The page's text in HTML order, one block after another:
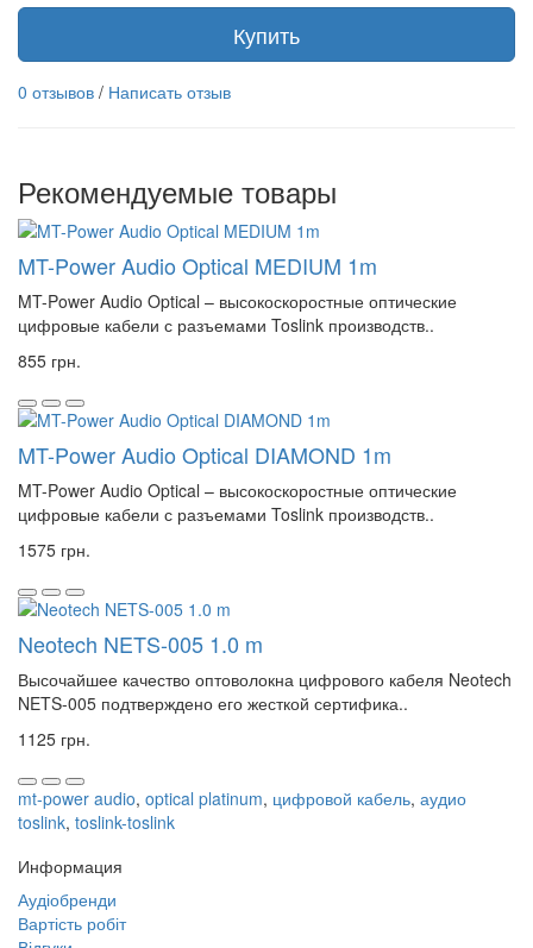
Купить
0 отзывов / Написать отзыв
Рекомендуемые товары
MT-Power Audio Optical MEDIUM 1m
MT-Power Audio Optical – высокоскоростные оптические
цифровые кабели с разъемами Toslink производств..
855 грн.
MT-Power Audio Optical DIAMOND 1m
MT-Power Audio Optical – высокоскоростные оптические
цифровые кабели с разъемами Toslink производств..
1575 грн.
Neotech NETS-005 1.0 m
Высочайшее качество оптоволокна цифрового кабеля Neotech
NETS-005 подтверждено его жесткой сертифика..
1125 грн.
mt-power audio, optical platinum, цифровой кабель, аудио
toslink, toslink-toslink
Информация
Аудіобренди
Вартість робіт